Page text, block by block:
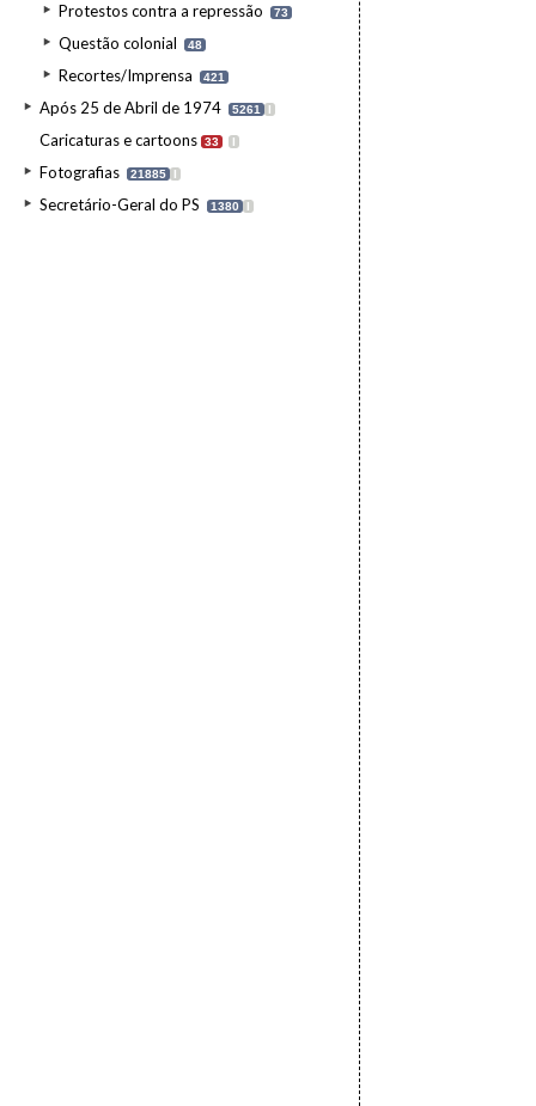
Protestos contra a repressão 73
Questão colonial 48
Recortes/Imprensa 421
Após 25 de Abril de 1974 5261 I
Caricaturas e cartoons 33 I
Fotografias 21885 I
Secretário-Geral do PS 1380 I